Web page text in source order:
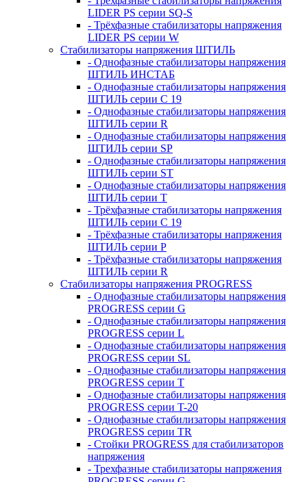
LIDER PS серии SQ-S
- Трёхфазные стабилизаторы напряжения
LIDER PS серии W
Стабилизаторы напряжения ШТИЛЬ
- Однофазные стабилизаторы напряжения
ШТИЛЬ ИНСТАБ
- Однофазные стабилизаторы напряжения
ШТИЛЬ серии C 19
- Однофазные стабилизаторы напряжения
ШТИЛЬ серии R
- Однофазные стабилизаторы напряжения
ШТИЛЬ серии SP
- Однофазные стабилизаторы напряжения
ШТИЛЬ серии ST
- Однофазные стабилизаторы напряжения
ШТИЛЬ серии T
- Трёхфазные стабилизаторы напряжения
ШТИЛЬ серии C 19
- Трёхфазные стабилизаторы напряжения
ШТИЛЬ серии P
- Трёхфазные стабилизаторы напряжения
ШТИЛЬ серии R
Стабилизаторы напряжения PROGRESS
- Однофазные стабилизаторы напряжения
PROGRESS серии G
- Однофазные стабилизаторы напряжения
PROGRESS серии L
- Однофазные стабилизаторы напряжения
PROGRESS серии SL
- Однофазные стабилизаторы напряжения
PROGRESS серии T
- Однофазные стабилизаторы напряжения
PROGRESS серии T-20
- Однофазные стабилизаторы напряжения
PROGRESS серии TR
- Стойки PROGRESS для стабилизаторов
напряжения
- Трехфазные стабилизаторы напряжения